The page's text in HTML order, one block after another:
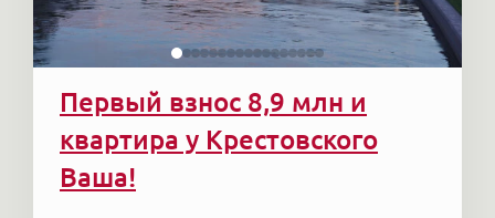
Первый взнос 8,9 млн и
квартира у Крестовского
Ваша!